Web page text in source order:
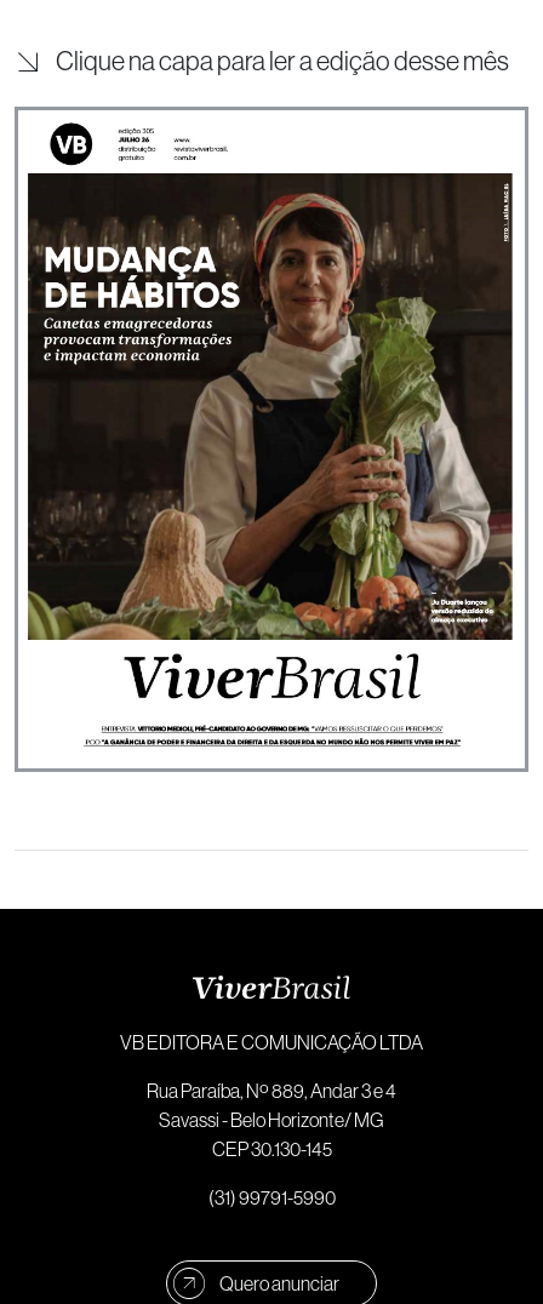
Clique na capa para ler a edição desse mês
VB EDITORA E COMUNICAÇÃO LTDA
Rua Paraíba, Nº 889, Andar 3 e 4
Savassi - Belo Horizonte/ MG
CEP 30.130-145
(31) 99791-5990
Quero anunciar